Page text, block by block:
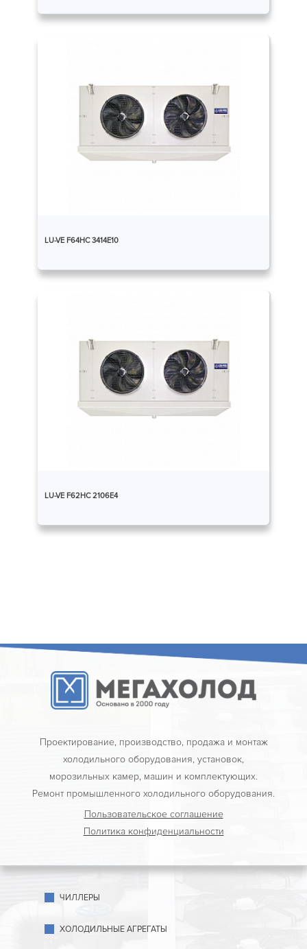
LU-VE F64HC 3414E10
LU-VE F62HC 2106E4
Проектирование, производство, продажа и монтаж
холодильного оборудования, установок,
морозильных камер, машин и комплектующих.
Ремонт промышленного холодильного оборудования.
Пользовательское соглашение
Политика конфиденциальности
ЧИЛЛЕРЫ
ХОЛОДИЛЬНЫЕ АГРЕГАТЫ